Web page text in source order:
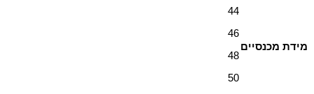
מידת מכנסיים
44
46
48
50